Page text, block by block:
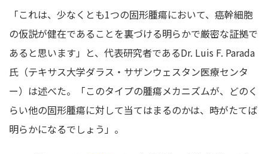
「これは、少なくとも1つの固形腫瘍において、癌幹細胞
の仮説が健在であることを裏づける明らかで厳密な証拠で
あると思います」と、代表研究者であるDr. Luis F. Parada
氏（テキサス大学ダラス・サザンウェスタン医療センタ
ー）は述べた。「このタイプの腫瘍メカニズムが、どのく
らい他の固形腫瘍に対して当てはまるのかは、時がたてば
明らかになるでしょう」。